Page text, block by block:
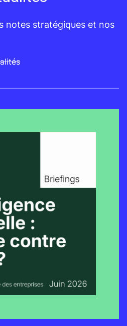
notes stratégiques et nos